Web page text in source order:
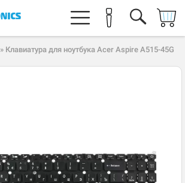
» Клавиатура для ноутбука Acer Aspire A515-45G